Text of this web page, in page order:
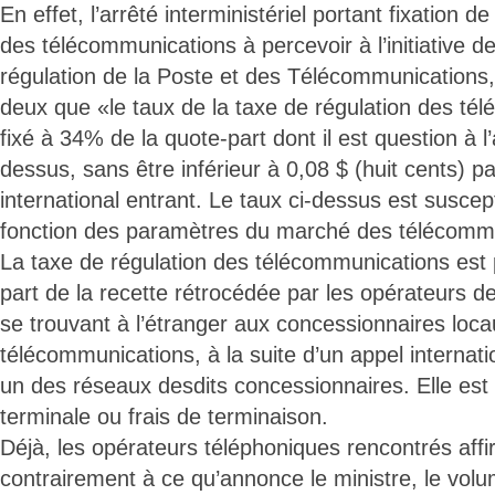
En effet, l’arrêté interministériel portant fixation
des télécommunications à percevoir à l’initiative
régulation de la Poste et des
deux que «le taux de la taxe de régulation des
fixé à 34% de la quote-part dont il est question à
dessus, sans être inférieur à 0,08 $ (huit cents)
international entrant. Le taux ci-dessus est
fonction des paramètres du marché des
La taxe de régulation des télécommunications
part de la recette rétrocédée par les opérateurs
se trouvant à l’étranger aux concessionnaires
télécommunications, à la suite d’un appel
un des réseaux desdits concessionnaires. Elle
terminale ou frais de terminaison.
Déjà, les opérateurs téléphoniques rencontrés
contrairement à ce qu’annonce le ministre, le